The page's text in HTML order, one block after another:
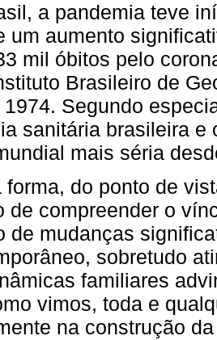
a pandemia teve
um aumento
mil óbitos pelo
Brasileiro de
1974. Segundo
sanitária brasileira e
mais séria
forma, do ponto de
de compreender o
de mudanças
sobretudo
familiares
vimos, toda e
na construção